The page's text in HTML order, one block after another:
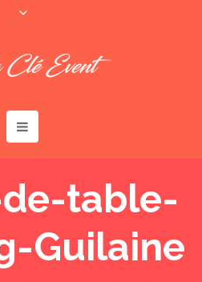
table-
Guilaine